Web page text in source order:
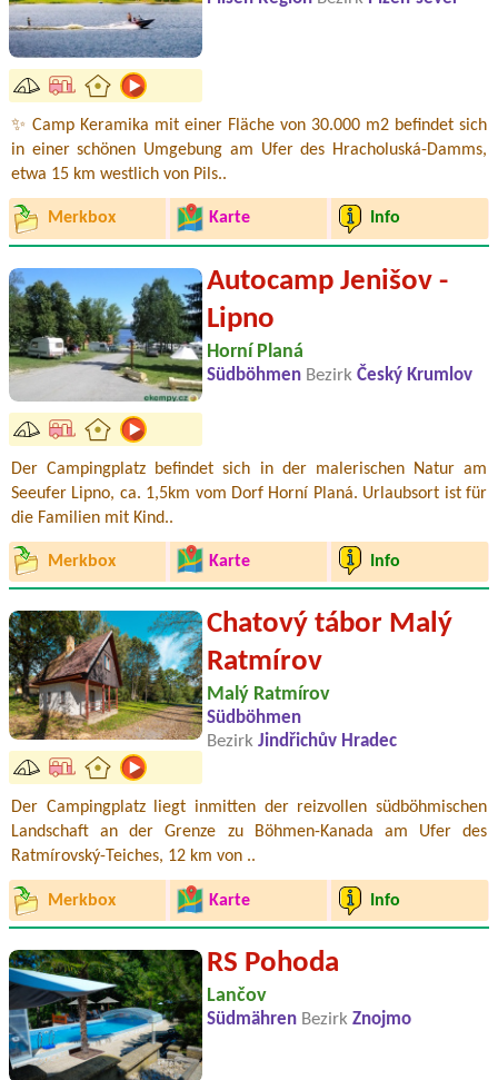
✨ Camp Keramika mit einer Fläche von 30.000 m2 befindet sich
in einer schönen Umgebung am Ufer des Hracholuská-Damms,
etwa 15 km westlich von Pils..
Merkbox Karte Info
Autocamp Jenišov -
Lipno
Horní Planá
Südböhmen Bezirk Český Krumlov
Der Campingplatz befindet sich in der malerischen Natur am
Seeufer Lipno, ca. 1,5km vom Dorf Horní Planá. Urlaubsort ist für
die Familien mit Kind..
Merkbox Karte Info
Chatový tábor Malý
Ratmírov
Malý Ratmírov
Südböhmen
Bezirk Jindřichův Hradec
Der Campingplatz liegt inmitten der reizvollen südböhmischen
Landschaft an der Grenze zu Böhmen-Kanada am Ufer des
Ratmírovský-Teiches, 12 km von ..
Merkbox Karte Info
RS Pohoda
Lančov
Südmähren Bezirk Znojmo